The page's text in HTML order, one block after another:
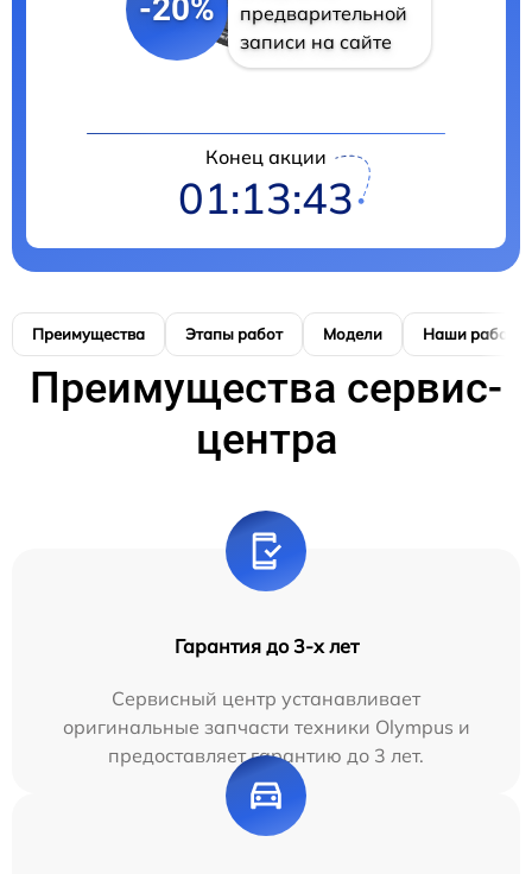
-20%
предварительной
записи на сайте
Конец акции
01:13:42
Преимущества Этапы работ Модели Наши работы
Преимущества сервис-
центра
Гарантия до 3-х лет
Сервисный центр устанавливает
оригинальные запчасти техники Olympus и
предоставляет гарантию до 3 лет.